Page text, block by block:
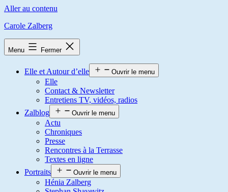
Aller au contenu
Carole Zalberg
Menu Fermer
Elle et Autour d’elle Ouvrir le menu
Elle
Contact & Newsletter
Entretiens TV, vidéos, radios
Zalblog
Ouvrir le menu
Actu
Chroniques
Presse
Rencontres à la Terrasse
Textes en ligne
Portraits
Ouvrir le menu
Hénia Zalberg